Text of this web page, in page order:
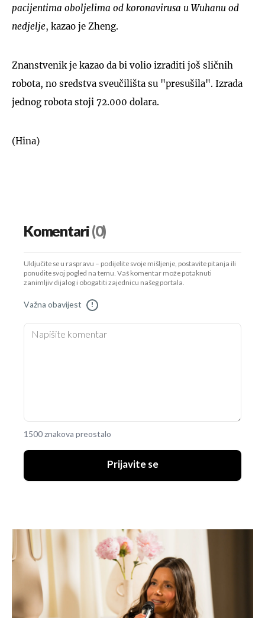
pacijentima oboljelima od koronavirusa u Wuhanu od
nedjelje, kazao je Zheng.
Znanstvenik je kazao da bi volio izraditi još sličnih
robota, no sredstva sveučilišta su "presušila". Izrada
jednog robota stoji 72.000 dolara.
(Hina)
Komentari(0)
Uključite se u raspravu – podijelite svoje mišljenje, postavite pitanja ili
ponudite svoj pogled na temu. Vaš komentar može potaknuti
zanimljiv dijalog i obogatiti zajednicu našeg portala.
Važna obavijest !
1500 znakova preostalo
Prijavite se